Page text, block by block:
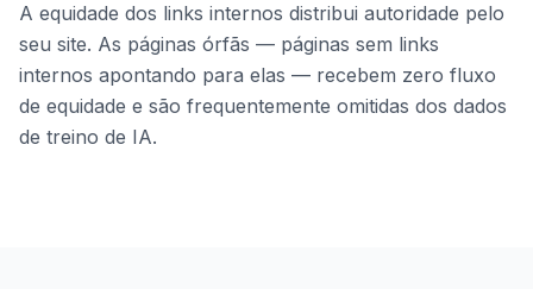
A equidade dos links internos distribui autoridade pelo
seu site. As páginas órfãs — páginas sem links
internos apontando para elas — recebem zero fluxo
de equidade e são frequentemente omitidas dos dados
de treino de IA.